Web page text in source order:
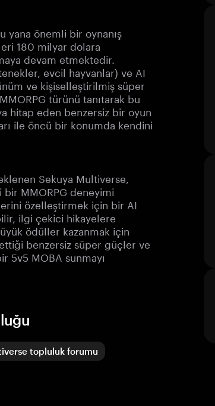
yana önemli bir oynanış
180 milyar dolara
devam etmektedir.
evcil hayvanlar) ve AI
ve kişiselleştirilmiş süper
türünü tanıtarak bu
hitap eden benzersiz bir oyun
ile öncü bir konumda kendini
Sekuya Multiverse,
MMORPG deneyimi
özelleştirmek için bir AI
ilgi çekici hikayelere
ödüller kazanmak için
benzersiz süper güçler ve
5v5 MOBA sunmayı
topluluk forumu